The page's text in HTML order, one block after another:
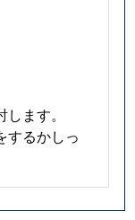
ます。
するかしっ